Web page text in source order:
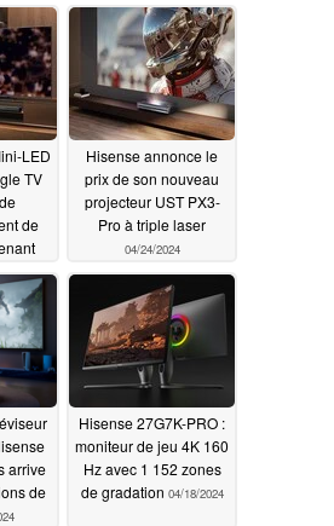
LED
TV
de
2024
Hisense annonce le
prix de son nouveau
projecteur UST PX3-
Pro à triple laser
04/24/2024
arrive
de
Hisense 27G7K-PRO :
moniteur de jeu 4K 160
Hz avec 1 152 zones
de gradation 04/18/2024